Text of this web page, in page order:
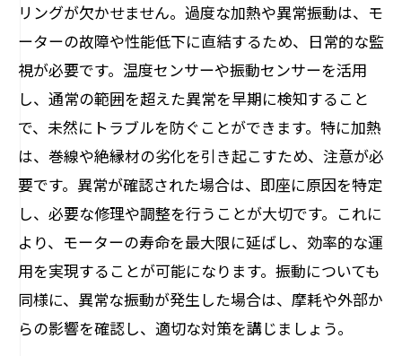
リングが欠かせません。過度な加熱や異常振動は、モ
ーターの故障や性能低下に直結するため、日常的な監
視が必要です。温度センサーや振動センサーを活用
し、通常の範囲を超えた異常を早期に検知すること
で、未然にトラブルを防ぐことができます。特に加熱
は、巻線や絶縁材の劣化を引き起こすため、注意が必
要です。異常が確認された場合は、即座に原因を特定
し、必要な修理や調整を行うことが大切です。これに
より、モーターの寿命を最大限に延ばし、効率的な運
用を実現することが可能になります。振動についても
同様に、異常な振動が発生した場合は、摩耗や外部か
らの影響を確認し、適切な対策を講じましょう。